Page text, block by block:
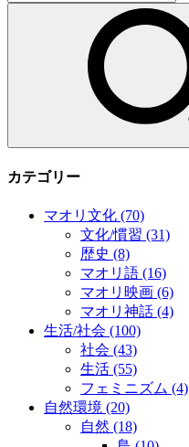
索:
カテゴリー
マオリ文化 (70)
文化/慣習 (31)
歴史 (8)
マオリ語 (16)
マオリ映画 (6)
マオリ神話 (4)
生活/社会 (100)
社会 (43)
生活 (55)
フェミニズム (4)
自然環境 (20)
自然 (18)